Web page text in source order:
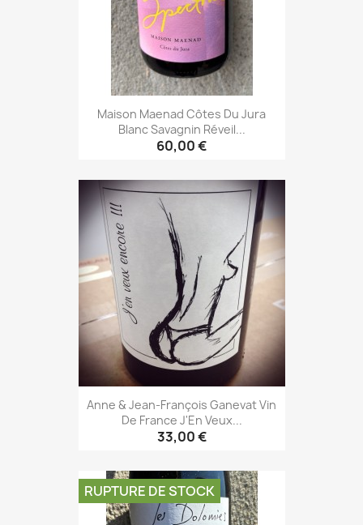
Maison Maenad Côtes Du Jura
Blanc Savagnin Réveil...
60,00 €
Anne & Jean-François Ganevat Vin
De France J'En Veux...
33,00 €
RUPTURE DE STOCK